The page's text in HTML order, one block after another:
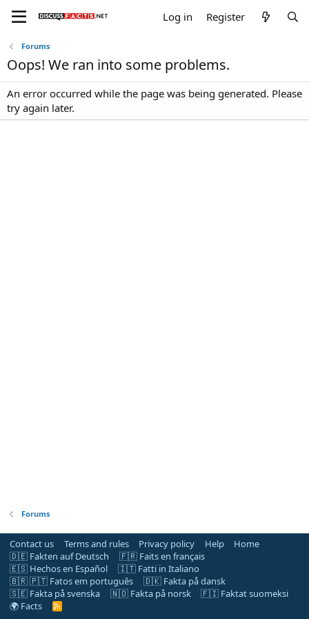
Log in Register
Forums
Oops! We ran into some problems.
An error occurred while the page was being generated. Please
try again later.
Forums
Contact us Terms and rules Privacy policy Help
Home
🇩🇪 Fakten auf Deutsch
🇫🇷 Faits en français
🇪🇸 Hechos en Español
🇮🇹 Fatti in Italiano
🇧🇷 🇵🇹 Fatos em português
🇩🇰 Fakta på dansk
🇸🇪 Fakta på svenska
🇳🇴 Fakta på norsk
🇫🇮 Faktat suomeksi
🌍 Facts
R